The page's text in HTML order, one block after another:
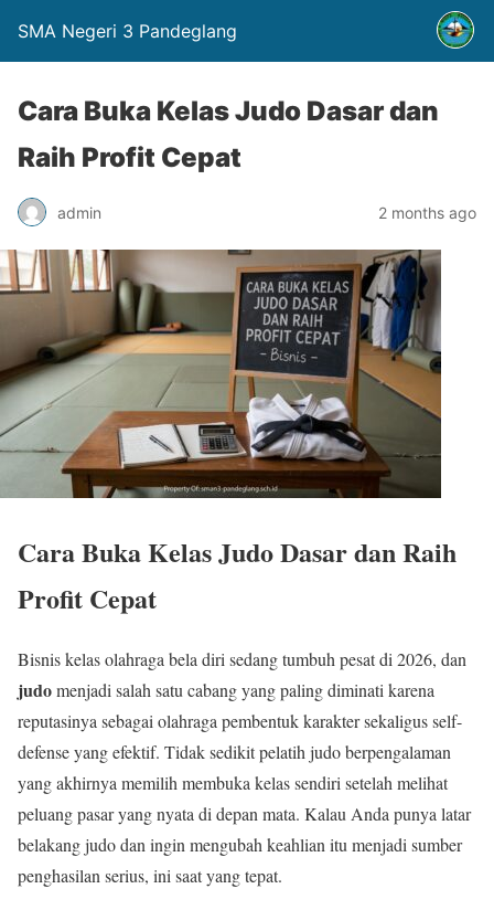
SMA Negeri 3 Pandeglang
Cara Buka Kelas Judo Dasar dan
Raih Profit Cepat
admin 2 months ago
Cara Buka Kelas Judo Dasar dan Raih
Profit Cepat
Bisnis kelas olahraga bela diri sedang tumbuh pesat di 2026, dan
judomenjadi salah satu cabang yang paling diminati karena
reputasinya sebagai olahraga pembentuk karakter sekaligus self-
defense yang efektif. Tidak sedikit pelatih judo berpengalaman
yang akhirnya memilih membuka kelas sendiri setelah melihat
peluang pasar yang nyata di depan mata. Kalau Anda punya latar
belakang judo dan ingin mengubah keahlian itu menjadi sumber
penghasilan serius, ini saat yang tepat.